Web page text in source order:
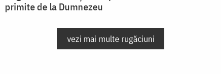
primite de la Dumnezeu
vezi mai multe rugăciuni